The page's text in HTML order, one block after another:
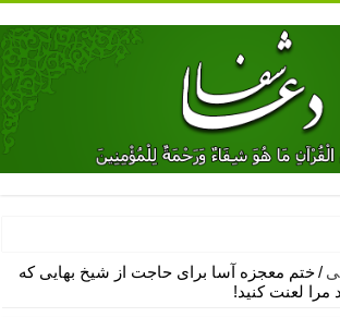
معشوق – دعای جلب محبت شوهر
رفع فقر – ذکرهای روزی‌ بخش
/ختم معجزه آسا برای حاجت از شیخ بهایی که
مرا لعنت کنید!